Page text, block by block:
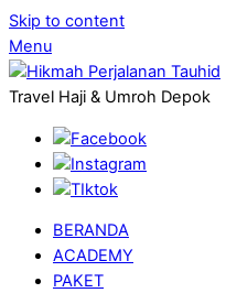
Skip to content
Menu
Travel Haji & Umroh Depok
BERANDA
ACADEMY
PAKET